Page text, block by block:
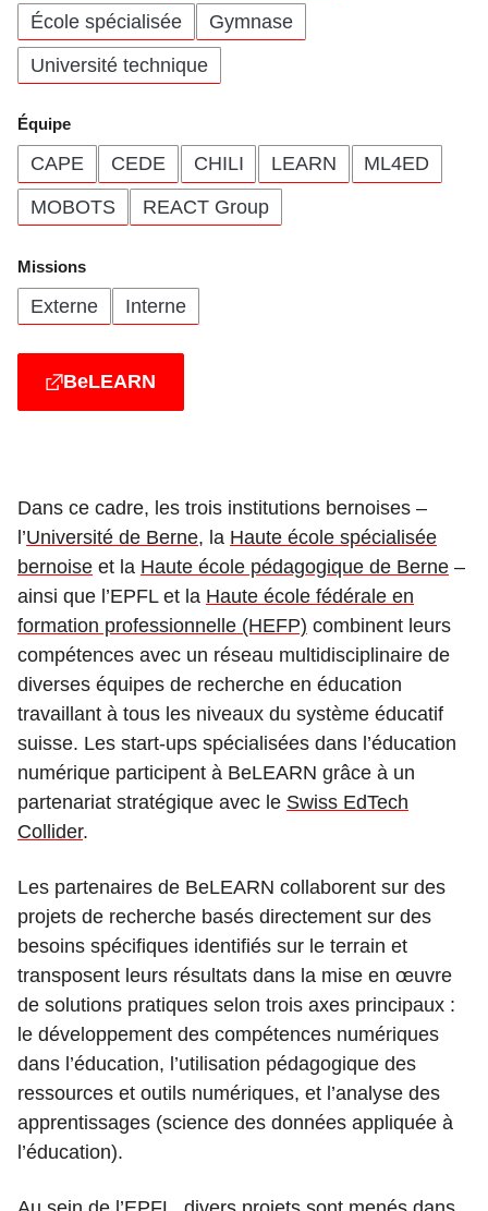
École spécialisée
Gymnase
Université technique
Équipe
CAPE CEDE CHILI LEARN
ML4ED
MOBOTS
REACT Group
Missions
Externe Interne
BeLEARN
Dans ce cadre, les trois institutions bernoises –
l’Université de Berne, la Haute école spécialisée
bernoise et la Haute école pédagogique de Berne –
ainsi que l’EPFL et la Haute école fédérale en
formation professionnelle (HEFP) combinent leurs
compétences avec un réseau multidisciplinaire de
diverses équipes de recherche en éducation
travaillant à tous les niveaux du système éducatif
suisse. Les start-ups spécialisées dans l’éducation
numérique participent à BeLEARN grâce à un
partenariat stratégique avec le Swiss EdTech
Collider.
Les partenaires de BeLEARN collaborent sur des
projets de recherche basés directement sur des
besoins spécifiques identifiés sur le terrain et
transposent leurs résultats dans la mise en œuvre
de solutions pratiques selon trois axes principaux :
le développement des compétences numériques
dans l’éducation, l’utilisation pédagogique des
ressources et outils numériques, et l’analyse des
apprentissages (science des données appliquée à
l’éducation).